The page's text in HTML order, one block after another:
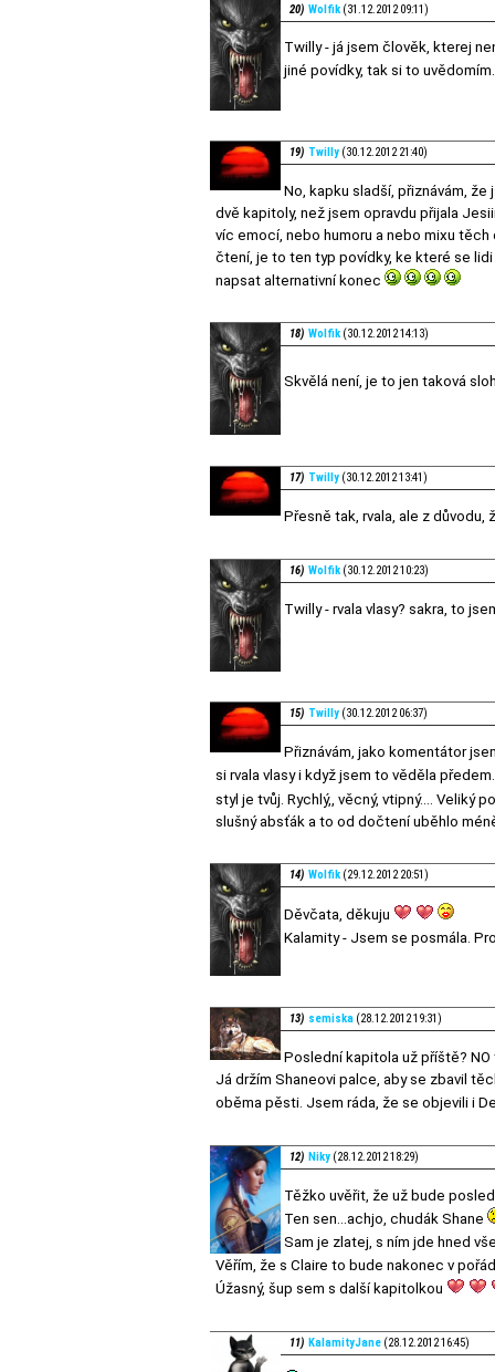
20) Wolfik (31.12.2012 09:11)
Twilly - já jsem člověk, kterej
jiné povídky, tak si to
19) Twilly (30.12.2012 21:40)
No, kapku sladší, přiznávám,
dvě kapitoly, než jsem opravdu přijala
víc emocí, nebo humoru a nebo mixu
čtení, je to ten typ povídky, ke které se
napsat alternativní konec
18) Wolfik (30.12.2012 14:13)
Skvělá není, je to jen taková
17) Twilly (30.12.2012 13:41)
Přesně tak, rvala, ale z
16) Wolfik (30.12.2012 10:23)
Twilly - rvala vlasy? sakra, to
15) Twilly (30.12.2012 06:37)
Přiznávám, jako komentátor
si rvala vlasy i když jsem to věděla
styl je tvůj. Rychlý,, věcný, vtipný.... Veliký
slušný absťák a to od dočtení uběhlo
14) Wolfik (29.12.2012 20:51)
Děvčata, děkuju
Kalamity - Jsem se posmála.
13) semiska (28.12.2012 19:31)
Poslední kapitola už příště?
Já držím Shaneovi palce, aby se zbavil
oběma pěsti. Jsem ráda, že se objevili i
12) Niky (28.12.2012 18:29)
Těžko uvěřit, že už bude
Ten sen...achjo, chudák Shane
Sam je zlatej, s ním jde hned
Věřím, že s Claire to bude nakonec v
Úžasný, šup sem s další kapitolkou
11) KalamityJane (28.12.2012 16:45)